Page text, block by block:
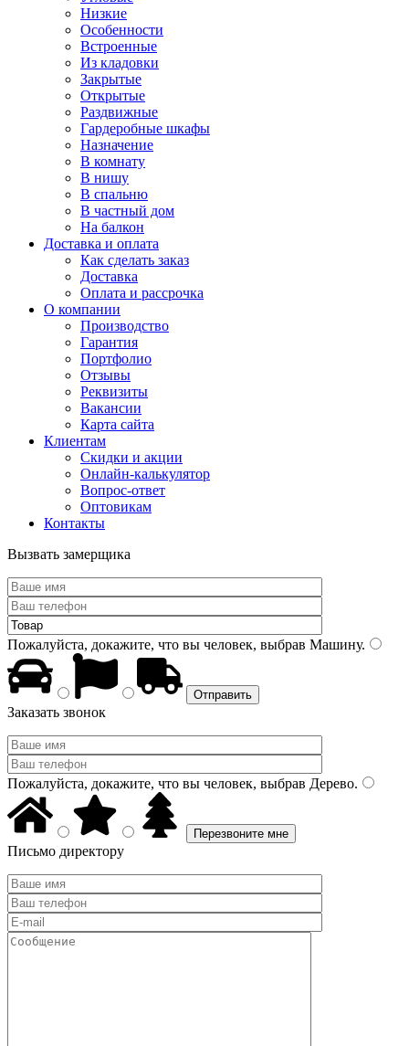
Низкие
Особенности
Встроенные
Из кладовки
Закрытые
Открытые
Раздвижные
Гардеробные шкафы
Назначение
В комнату
В нишу
В спальню
В частный дом
На балкон
Доставка и оплата
Как сделать заказ
Доставка
Оплата и рассрочка
О компании
Производство
Гарантия
Портфолио
Отзывы
Реквизиты
Вакансии
Карта сайта
Клиентам
Скидки и акции
Онлайн-калькулятор
Вопрос-ответ
Оптовикам
Контакты
Вызвать замерщика
Пожалуйста, докажите, что вы человек, выбрав Машину.
Заказать звонок
Пожалуйста, докажите, что вы человек, выбрав Дерево.
Письмо директору